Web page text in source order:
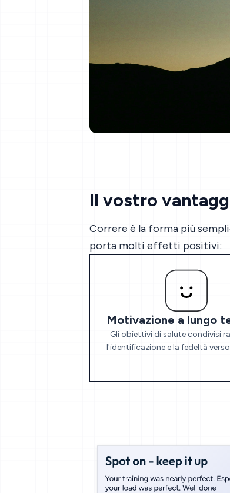
Il vostro
Correre è la forma più
porta molti effetti positivi:
Motivazione a lungo
Gli obiettivi di salute condivisi
l'identificazione e la fedeltà